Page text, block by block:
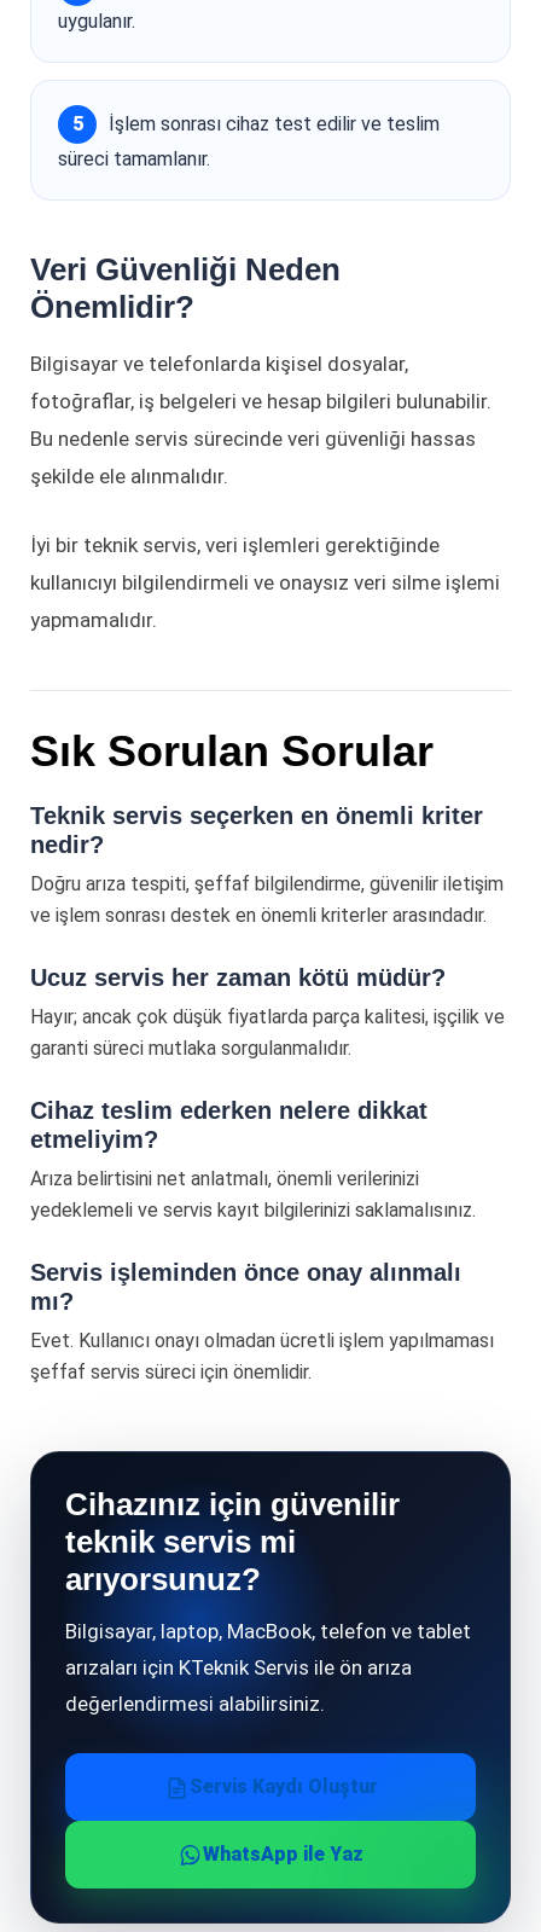
uygulanır.
İşlem sonrası cihaz test edilir ve teslim
süreci tamamlanır.
Veri Güvenliği Neden
Önemlidir?
Bilgisayar ve telefonlarda kişisel dosyalar,
fotoğraflar, iş belgeleri ve hesap bilgileri bulunabilir.
Bu nedenle servis sürecinde veri güvenliği hassas
şekilde ele alınmalıdır.
İyi bir teknik servis, veri işlemleri gerektiğinde
kullanıcıyı bilgilendirmeli ve onaysız veri silme işlemi
yapmamalıdır.
Sık Sorulan Sorular
Teknik servis seçerken en önemli kriter
nedir?
Doğru arıza tespiti, şeffaf bilgilendirme, güvenilir iletişim
ve işlem sonrası destek en önemli kriterler arasındadır.
Ucuz servis her zaman kötü müdür?
Hayır; ancak çok düşük fiyatlarda parça kalitesi, işçilik ve
garanti süreci mutlaka sorgulanmalıdır.
Cihaz teslim ederken nelere dikkat
etmeliyim?
Arıza belirtisini net anlatmalı, önemli verilerinizi
yedeklemeli ve servis kayıt bilgilerinizi saklamalısınız.
Servis işleminden önce onay alınmalı
mı?
Evet. Kullanıcı onayı olmadan ücretli işlem yapılmaması
şeffaf servis süreci için önemlidir.
Cihazınız için güvenilir
teknik servis mi
arıyorsunuz?
Bilgisayar, laptop, MacBook, telefon ve tablet
arızaları için KTeknik Servis ile ön arıza
değerlendirmesi alabilirsiniz.
Servis Kaydı Oluştur
WhatsApp ile Yaz